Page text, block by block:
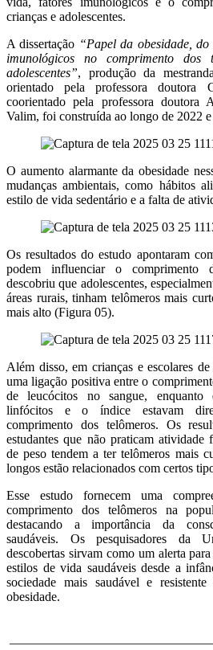
crianças e adolescentes.
A dissertação “Papel da obesidade,
imunológicos no comprimento dos
adolescentes”, produção da
orientado pela professora doutora
coorientado pela professora doutora
Valim, foi construída ao longo de 2022
O aumento alarmante da obesidade
mudanças ambientais, como hábitos
estilo de vida sedentário e a falta de
Os resultados do estudo apontaram
podem influenciar o comprimento
descobriu que adolescentes,
áreas rurais, tinham telômeros mais
mais alto (Figura 05).
Além disso, em crianças e escolares de
uma ligação positiva entre o
de leucócitos no sangue, enquanto
linfócitos e o índice estavam
comprimento dos telômeros. Os
estudantes que não praticam atividade
de peso tendem a ter telômeros mais
longos estão relacionados com certos
Esse estudo fornecem uma
comprimento dos telômeros na
destacando a importância da
saudáveis. Os pesquisadores da
descobertas sirvam como um alerta
estilos de vida saudáveis desde a
sociedade mais saudável e
obesidade.